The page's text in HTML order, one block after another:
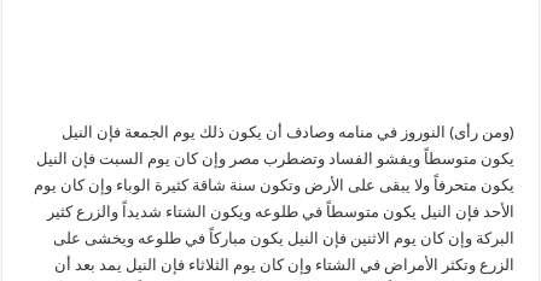
(ومن رأى) النوروز في منامه وصادف أن يكون ذلك يوم الجمعة فإن النيل
يكون متوسطاً ويفشو الفساد وتضطرب مصر وإن كان يوم السبت فإن النيل
يكون متحرفاً ولا يبقى على الأرض وتكون سنة شاقة كثيرة الوباء وإن كان يوم
الأحد فإن النيل يكون متوسطاً في طلوعه ويكون الشتاء شديداً والزرع كثير
البركة وإن كان يوم الاثنين فإن النيل يكون مباركاً في طلوعه ويخشى على
الزرع وتكثر الأمراض في الشتاء وإن كان يوم الثلاثاء فإن النيل يمد بعد أن